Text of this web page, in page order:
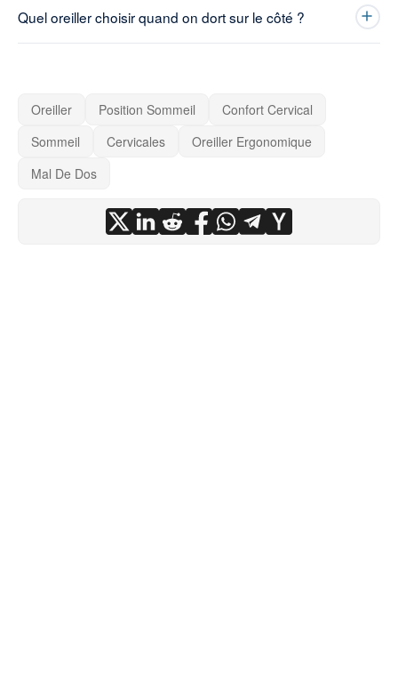
Quel oreiller choisir quand on dort sur le côté ?
Oreiller Position Sommeil
Confort Cervical
Sommeil
Cervicales
Oreiller Ergonomique
Mal De Dos